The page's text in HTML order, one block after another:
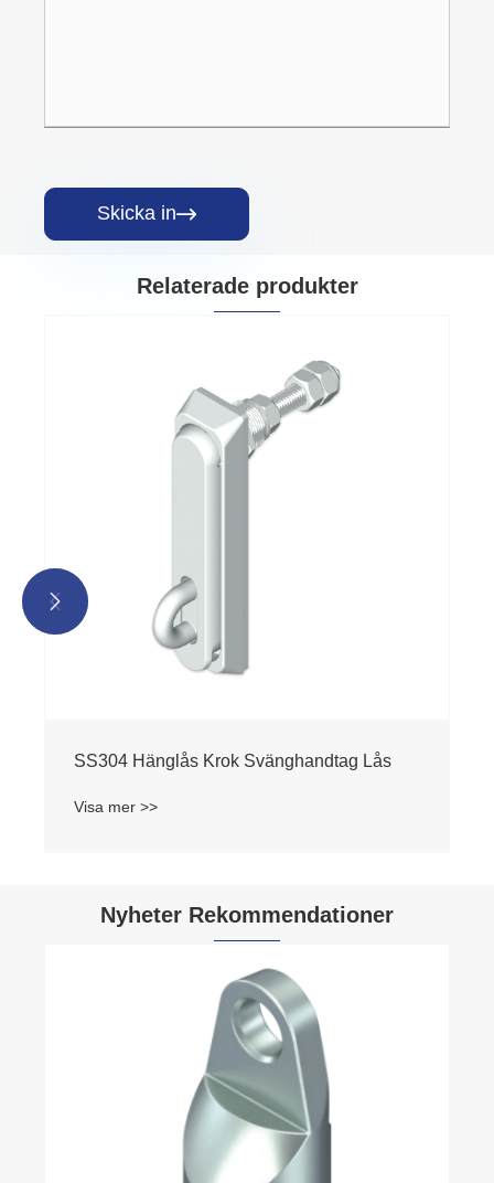
Skicka in
Relaterade produkter
SS304 Hänglås Krok Svänghandtag Lås
Visa mer >>


Nyheter Rekommendationer